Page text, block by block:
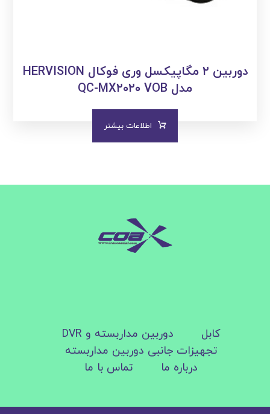
دوربین ۲ مگاپیکسل وری فوکال HERVISION
مدل QC-MX۲۰۲۰ VOB
اطلاعات بیشتر
کابل
دوربین مداربسته و DVR
تجهیزات جانبی دوربین مداربسته
درباره ما
تماس با ما